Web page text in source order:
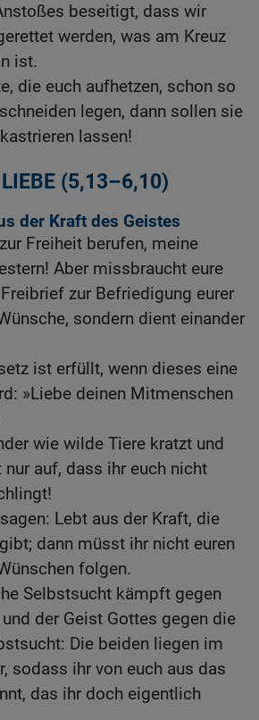
beseitigt, dass wir
werden, was am Kreuz
ist.
die euch aufhetzen, schon so
legen, dann sollen sie
lassen!
LIEBE (5,13–6,10)
der Kraft des Geistes
Freiheit berufen, meine
Aber missbraucht eure
zur Befriedigung eurer
sondern dient einander
ist erfüllt, wenn dieses eine
»Liebe deinen Mitmenschen
wie wilde Tiere kratzt und
auf, dass ihr euch nicht
Lebt aus der Kraft, die
dann müsst ihr nicht euren
folgen.
Selbstsucht kämpft gegen
der Geist Gottes gegen die
Die beiden liegen im
sodass ihr von euch aus das
das ihr doch eigentlich